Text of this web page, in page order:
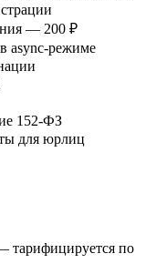
— 200 ₽
async-режиме
152-ФЗ
для юрлиц
тарифицируется по